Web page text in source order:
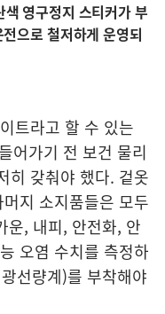
영구정지 스티커가 부
으로 철저하게 운영되
트라고 할 수 있는
어가기 전 보건 물리
히 갖춰야 했다. 겉옷
지 소지품들은 모두
운, 내피, 안전화, 안
오염 수치를 측정하
선량계)를 부착해야